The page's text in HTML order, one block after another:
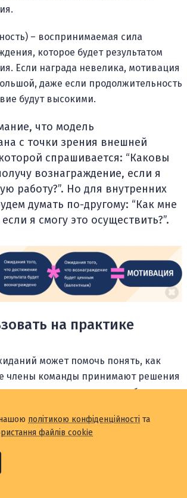
– воспринимаемая сила
которое будет результатом
Если награда невелика, мотивация
даже если продолжительность
будут высокими.
что модель
с точки зрения внешней
спрашивается: “Каковы
вознаграждение, если я
работу?”. Но для внутренних
думать по-другому: “Как мне
я смогу это осуществить?”.
на практике
может помочь понять, как
члены команды принимают решения
альтернативах на рабочем
выгода от теории мотивации
состоит в том, что:
должны быть связаны
політикою конфіденційності та
файлів cookie